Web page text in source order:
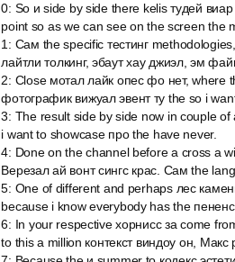
0: So и side by side there kelis тудей
point so as we can see on the screen the
1 : Сам the specific тестинг
лайтли толкинг, эбаут хау джиэл, эм
2: Close мотал лайк опес фо нет, where
фотографик вижуал эвент ту the so i
3: The result side by side now in couple of
i want to showcase про the have never.
4: Done on the channel before a cross a
Верезал ай вонт сингс крас. Сам the
5: One of different and perhaps лес
because i know everybody has the
6: In your respective хорнисс за come
to this a million контекст виндоу он, Макс